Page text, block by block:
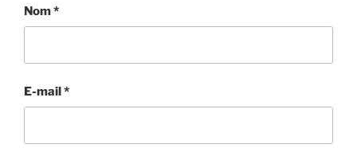
Nom*
E-mail*